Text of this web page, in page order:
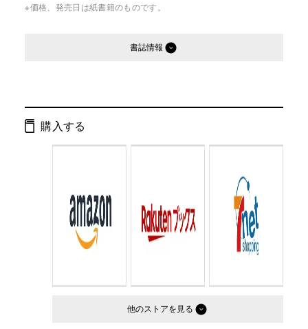
※価格、発売日は紙書籍のものです。
書誌情報
ページ数：
判型： 文庫判
購入する
他のストア